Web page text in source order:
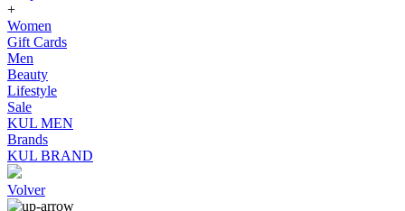
+
Women
Gift Cards
Men
Beauty
Lifestyle
Sale
KUL MEN
Brands
KUL BRAND
Volver